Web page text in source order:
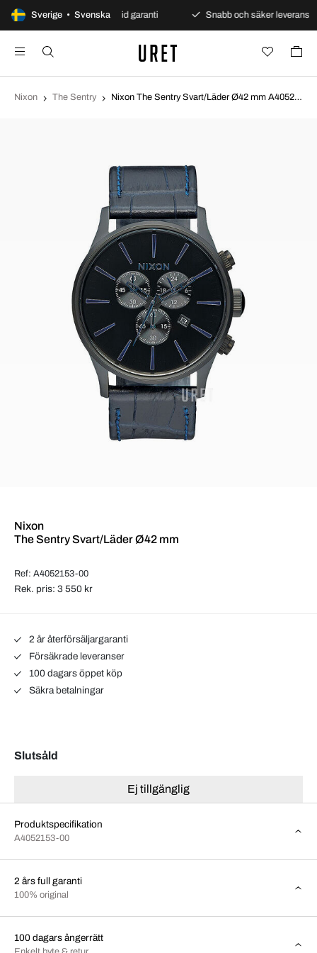
Sverige • Svenska
betalningar Alltid garanti Snabb och säker leverans
Nixon The Sentry Nixon The Sentry Svart/Läder Ø42 mm A4052153-00
Nixon
The Sentry Svart/Läder Ø42 mm
Ref: A4052153-00
Rek. pris: 3 550 kr
2 år återförsäljargaranti
Försäkrade leveranser
100 dagars öppet köp
Säkra betalningar
Slutsåld
Ej tillgänglig
Produktspecifikation
A4052153-00
2 års full garanti
100% original
100 dagars ångerrätt